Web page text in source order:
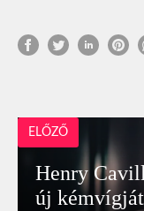
ELŐZŐ
Henry
új